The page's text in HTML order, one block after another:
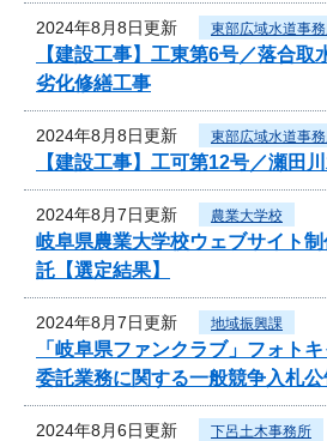
2024年8月8日更新 東部広域水道事
【建設工事】工東第6号／落合取
劣化修繕工事
2024年8月8日更新 東部広域水道事
【建設工事】工可第12号／瀬田
2024年8月7日更新 農業大学校
岐阜県農業大学校ウェブサイト
託【選定結果】
2024年8月7日更新 地域振興課
「岐阜県ファンクラブ」フォト
委託業務に関する一般競争入札公
2024年8月6日更新 下呂土木事務所